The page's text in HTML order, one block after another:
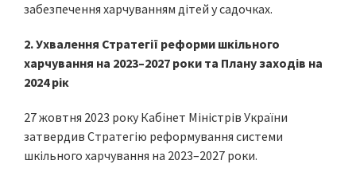
забезпечення харчуванням дітей у садочках.
2. Ухвалення Стратегії реформи шкільного
харчування на 2023–2027 роки та Плану заходів на
2024 рік
27 жовтня 2023 року Кабінет Міністрів України
затвердив Стратегію реформування системи
шкільного харчування на 2023–2027 роки.